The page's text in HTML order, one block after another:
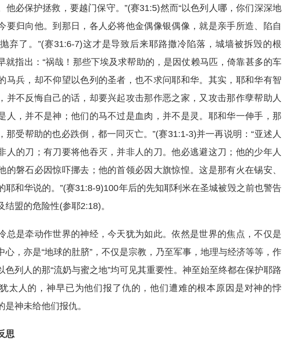
他必保护拯救，要越门保守。”(赛31:5)然而“以色列人哪，你们深深地
要归向他。到那日，各人必将他金偶像银偶像，就是亲手所造、陷自
弃了。”(赛31:6-7)这才是导致后来耶路撒冷陷落，城墙被拆毁的根
就指出：“祸哉！那些下埃及求帮助的，是因仗赖马匹，倚靠甚多的车
马兵，却不仰望以色列的圣者，也不求问耶和华。其实，耶和华有智
并不反悔自己的话，却要兴起攻击那作恶之家，又攻击那作孽帮助人
人，并不是神；他们的马不过是血肉，并不是灵。耶和华一伸手，那
那受帮助的也必跌倒，都一同灭亡。”(赛31:1-3)并一再说明：“亚述人
人的刀；有刀要将他吞灭，并非人的刀。他必逃避这刀；他的少年人
的磐石必因惊吓挪去；他的首领必因大旗惊惶。这是那有火在锡安、
耶和华说的。”(赛31:8-9)100年后的先知耶利米在圣城被毁之前也警告
结盟的危险性(参耶2:18)。
总是牵动作世界的神经，今天犹为如此。依然是世界的焦点，不仅是
心，亦是“地球的肚脐”，不仅是宗教，乃至军事，地理与经济等等，作
色列人的那“流奶与蜜之地”均可见其重要性。神至始至终都在保护耶路
太人的，神早已为他们报了仇的，他们遭难的根本原因是对神的悖
神未给他们报仇。
思